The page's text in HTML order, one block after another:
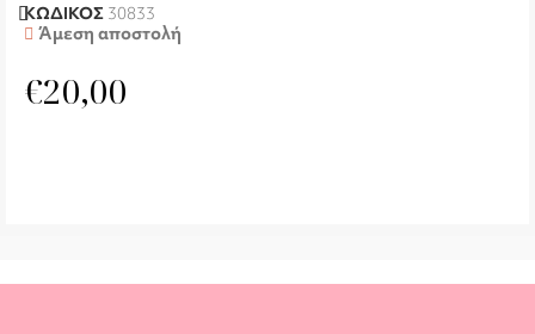
ΚΩΔΙΚΟΣ 30833
Άμεση αποστολή
€20,00